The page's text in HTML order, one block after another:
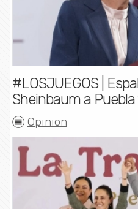
#LOSJUEGOS |
Sheinbaum a
Opinion